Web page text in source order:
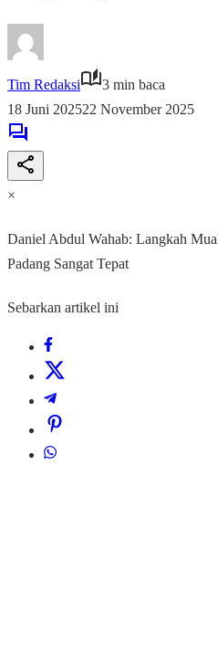
Tim Redaksi
3 min baca
18 Juni 202522 November 2025
×
Daniel Abdul Wahab: Langkah
Padang Sangat Tepat
Sebarkan artikel ini